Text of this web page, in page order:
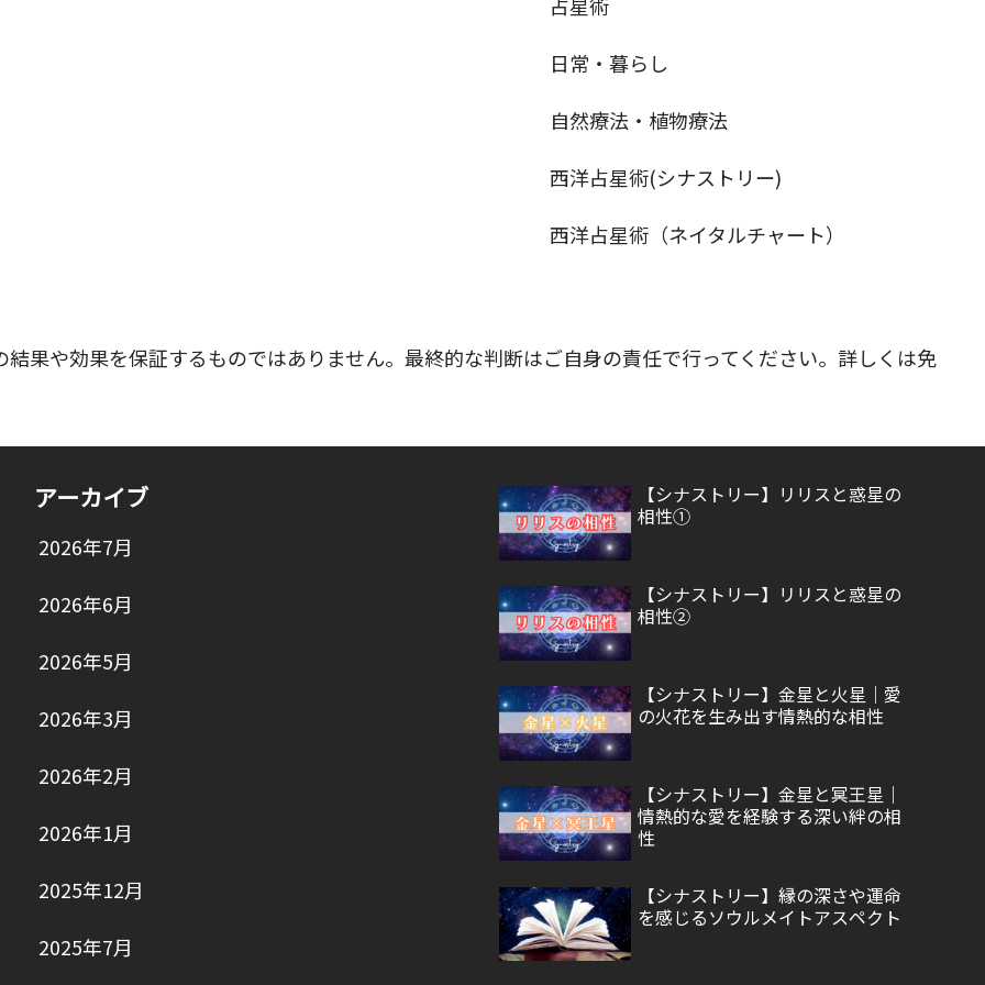
日常・暮らし
自然療法・植物療法
西洋占星術(シナストリー)
西洋占星術（ネイタルチャート）
果や効果を保証するものではありません。最終的な判断はご自身の責任で行ってください。詳しくは免
アーカイブ
2026年7月
2026年6月
2026年5月
2026年3月
2026年2月
2026年1月
2025年12月
2025年7月
【シナストリー】リリスと惑星の
相性①
【シナストリー】リリスと惑星の
相性②
【シナストリー】金星と火星｜愛
の火花を生み出す情熱的な相性
【シナストリー】金星と冥王星｜
情熱的な愛を経験する深い絆の相
性
【シナストリー】縁の深さや運命
を感じるソウルメイトアスペクト